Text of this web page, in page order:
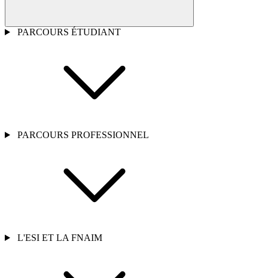
PARCOURS ÉTUDIANT
PARCOURS PROFESSIONNEL
L'ESI ET LA FNAIM